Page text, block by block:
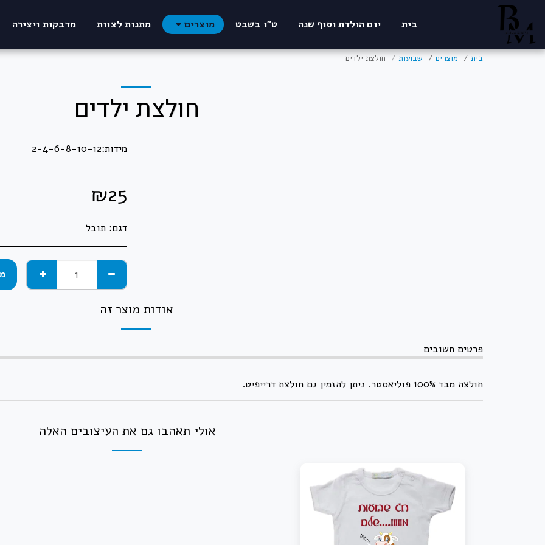
בית יום הולדת וסוף שנה ט"ו בשבט מוצרים מתנות לצוות מדבקות ויצירה
בית מוצרים שבועות חולצת ילדים
חולצת ילדים
מידות:2-4-6-8-10-12
₪25
דגם: תובל
אודות מוצר זה
פרטים חשובים
חולצה מבד 100% פוליאסטר. ניתן להזמין גם חולצת דרייפיט.
אולי תאהבו גם את העיצובים האלה